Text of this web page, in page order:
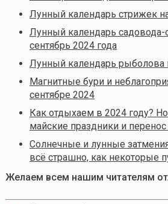
Лунный календарь стрижек
Лунный календарь садовода-
сентябрь 2024 года
Лунный календарь рыболова
Магнитные бури и
сентябре 2024
Как отдыхаем в 2024 году?
майские праздники и
Солнечные и лунные
всё страшно, как некоторые
Желаем всем нашим читателям